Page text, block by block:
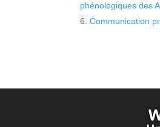
phénologiques des
Communication